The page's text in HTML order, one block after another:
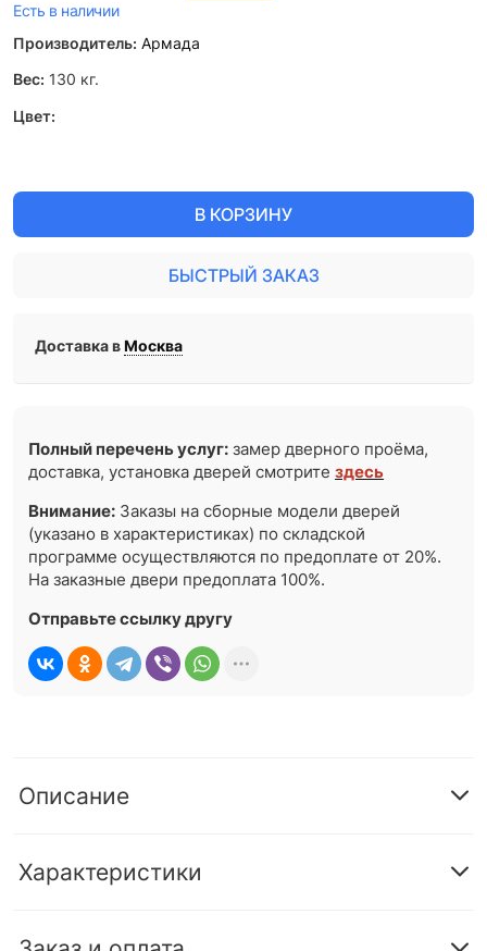
Есть в наличии
Производитель: Армада
Вес: 130 кг.
Цвет:
В КОРЗИНУ
БЫСТРЫЙ ЗАКАЗ
Доставка вМосква
Полный перечень услуг: замер дверного проёма,
доставка, установка дверей смотритездесь
Внимание: Заказы на сборные модели дверей
(указано в характеристиках) по складской
программе осуществляются по предоплате от 20%.
На заказные двери предоплата 100%.
Отправьте ссылку другу
Описание
Характеристики